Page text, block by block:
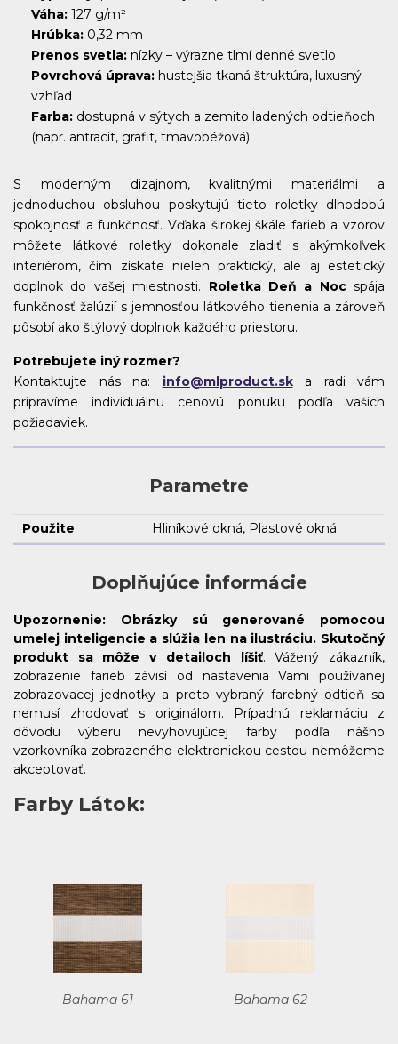
Váha: 127 g/m²
Hrúbka: 0,32 mm
Prenos svetla: nízky – výrazne tlmí denné svetlo
Povrchová úprava: hustejšia tkaná štruktúra, luxusný
vzhľad
Farba: dostupná v sýtych a zemito ladených odtieňoch
(napr. antracit, grafit, tmavobéžová)
S moderným dizajnom, kvalitnými materiálmi a
jednoduchou obsluhou poskytujú tieto roletky dlhodobú
spokojnosť a funkčnosť. Vďaka širokej škále farieb a vzorov
môžete látkové roletky dokonale zladiť s akýmkoľvek
interiérom, čím získate nielen praktický, ale aj estetický
doplnok do vašej miestnosti. Roletka Deň a Nocspája
funkčnosť žalúzií s jemnosťou látkového tienenia a zároveň
pôsobí ako štýlový doplnok každého priestoru.
Potrebujete iný rozmer?
Kontaktujte nás na: info@mlproduct.ska radi vám
pripravíme individuálnu cenovú ponuku podľa vašich
požiadaviek.
Parametre
Použite Hliníkové okná, Plastové okná
Doplňujúce informácie
Upozornenie:
Obrázky sú generované pomocou
umelej inteligencie a slúžia len na ilustráciu. Skutočný
produkt sa môže v detailoch líšiť. Vážený zákazník,
zobrazenie farieb závisí od nastavenia Vami používanej
zobrazovacej jednotky a preto vybraný farebný odtieň sa
nemusí zhodovať s originálom. Prípadnú reklamáciu z
dôvodu výberu nevyhovujúcej farby podľa nášho
vzorkovníka zobrazeného elektronickou cestou nemôžeme
akceptovať.
Farby Látok:
Bahama 61 Bahama 62